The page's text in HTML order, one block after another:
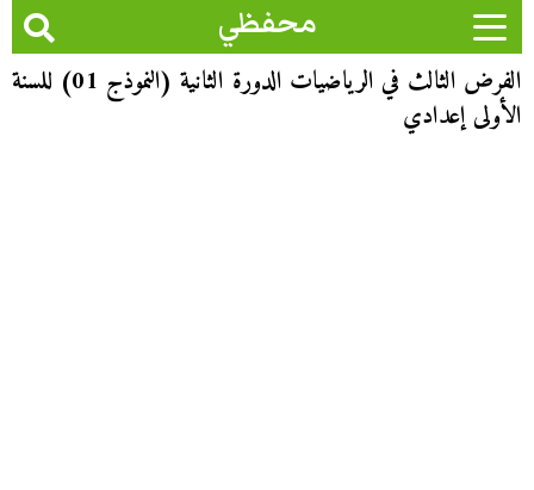
محفظي
الفرض الثالث في الرياضيات الدورة الثانية (النموذج 01) للسنة
الأولى إعدادي